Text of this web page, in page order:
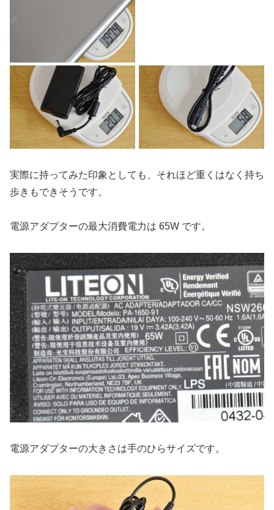
実際に持ってみた印象としても、それほど重くはなく持ち
歩きもできそうです。
電源アダプターの最大消費電力は 65W です。
電源アダプターの大きさは手のひらサイズです。